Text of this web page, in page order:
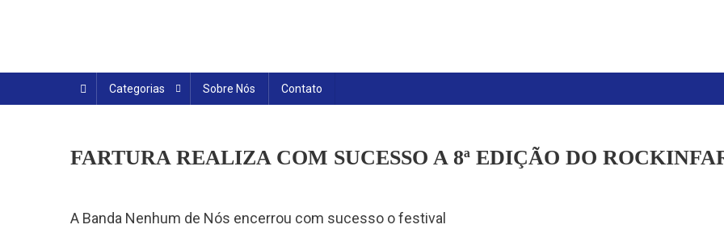
Categorias Sobre Nós Contato
FARTURA REALIZA COM SUCESSO A 8ª EDIÇÃO DO
A Banda Nenhum de Nós encerrou com sucesso o festival